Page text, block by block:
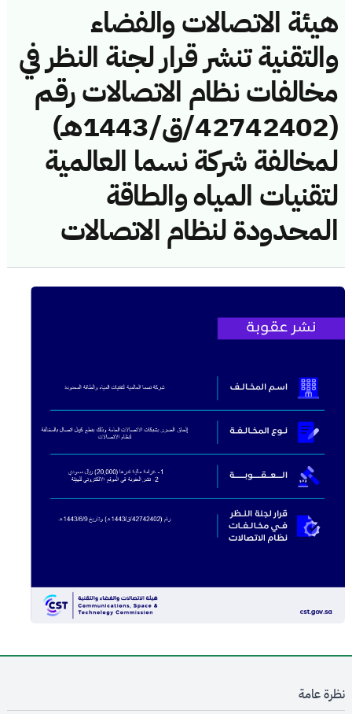
هيئة الاتصالات والفضاء
والتقنية تنشر قرار لجنة النظر في
مخالفات نظام الاتصالات رقم
(42742402/ق/1443هـ)
لمخالفة شركة نسما العالمية
لتقنيات المياه والطاقة
المحدودة لنظام الاتصالات
نظرة عامة